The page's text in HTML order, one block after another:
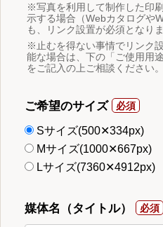
※写真を利用して制作した印
示する場合（Webカタログや
も、リンク設置が必須となりま
※止むを得ない事情でリンク
能な場合は、下の「ご使用用
をご記入の上ご相談ください。
ご希望のサイズ
Sサイズ(500✕334px)
Mサイズ(1000✕667px)
Lサイズ(7360✕4912px)
媒体名（タイトル）